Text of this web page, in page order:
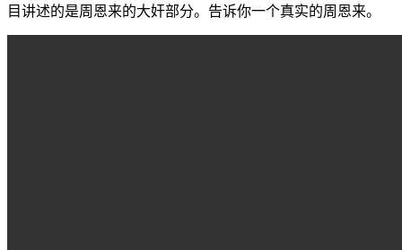
目讲述的是周恩来的大奸部分。告诉你一个真实的周恩来。